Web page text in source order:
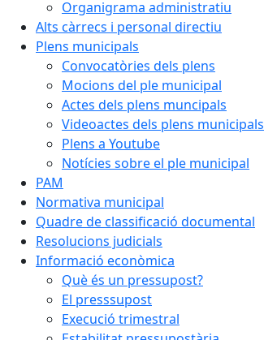
Organigrama administratiu
Alts càrrecs i personal directiu
Plens municipals
Convocatòries dels plens
Mocions del ple municipal
Actes dels plens muncipals
Videoactes dels plens municipals
Plens a Youtube
Notícies sobre el ple municipal
PAM
Normativa municipal
Quadre de classificació documental
Resolucions judicials
Informació econòmica
Què és un pressupost?
El presssupost
Execució trimestral